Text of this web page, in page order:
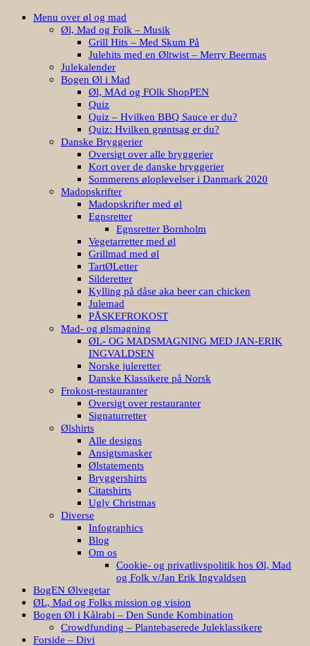
Menu over øl og mad
Øl, Mad og Folk – Musik
Grill Hits – Med Skum På
Julehits med en Øltwist – Merry Beermas
Julekalender
Bogen Øl i Mad
Øl, MAd og FOlk ShopPEN
Quiz
Quiz – Hvilken BBQ Sauce er du?
Quiz: Hvilken grøntsag er du?
Danske Bryggerier
Oversigt over alle bryggerier
Kort over de danske bryggerier
Sommerens øloplevelser i Danmark 2020
Madopskrifter
Madopskrifter med øl
Egnsretter
Egnsretter Bornholm
Vegetarretter med øl
Grillmad med øl
TartØLetter
Silderetter
Kylling på dåse aka beer can chicken
Julemad
PÅSKEFROKOST
Mad- og ølsmagning
ØL- OG MADSMAGNING MED JAN-ERIK
INGVALDSEN
Norske juleretter
Danske Klassikere på Norsk
Frokost-restauranter
Oversigt over restauranter
Signaturretter
Ølshirts
Alle designs
Ansigtsmasker
Ølstatements
Bryggershirts
Citatshirts
Ugly Christmas
Diverse
Infographics
Blog
Om os
Cookie- og privatlivspolitik hos Øl, Mad
og Folk v/Jan Erik Ingvaldsen
BogEN Ølvegetar
ØL, Mad og Folks mission og vision
Bogen Øl i Kålrabi – Den Sunde Kombination
Crowdfunding – Plantebaserede Juleklassikere
Forside – Divi